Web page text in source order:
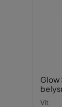
Glow
Vit